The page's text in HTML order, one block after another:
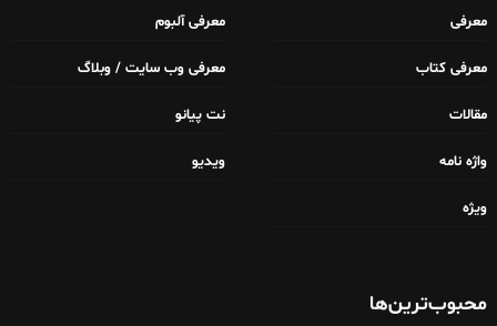
معرفی معرفی آلبوم
معرفی کتاب معرفی وب سایت / وبلاگ
مقالات نت پیانو
واژه نامه ویدیو
ویژه
محبوب‌ترین‌ها